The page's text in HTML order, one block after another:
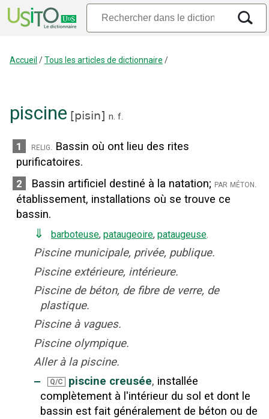
Accueil /Tous les articles de dictionnaire /
piscine [pisin] n. f.
1 relig. Bassin où ont lieu des rites
purificatoires.
2 Bassin artificiel destiné à la natation; par méton.
établissement, installations où se trouve ce
bassin.
⇓ barboteuse, pataugeoire, pataugeuse.
Piscine municipale, privée, publique.
Piscine extérieure, intérieure.
Piscine de béton, de fibre de verre, de
plastique.
Piscine à vagues.
Piscine olympique.
Aller à la piscine.
‒ Q/C piscine creusée, installée
complètement à l'intérieur du sol et dont le
bassin est fait généralement de béton ou de